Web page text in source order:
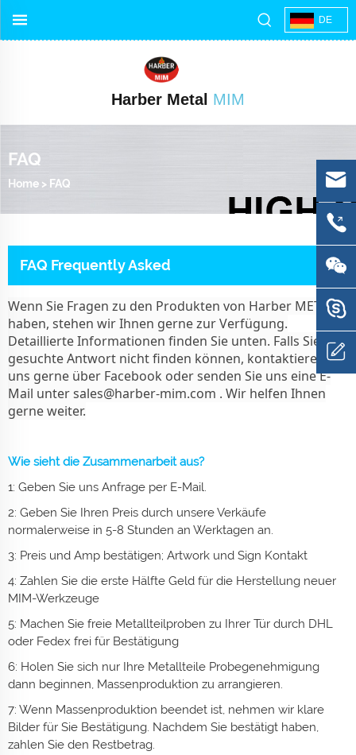
DE
Harber Metal MIM
FAQ
Home > FAQ
FAQ Frequently Asked
Wenn Sie Fragen zu den Produkten von Harber METAL
haben, stehen wir Ihnen gerne zur Verfügung.
Detaillierte Informationen finden Sie unten. Falls Sie die
gesuchte Antwort nicht finden können, kontaktieren Sie
uns gerne über Facebook oder senden Sie uns eine E-
Mail untersales@harber-mim.com . Wir helfen Ihnen
gerne weiter.
Wie sieht die Zusammenarbeit aus?
1: Geben Sie uns Anfrage per E-Mail.
2: Geben Sie Ihren Preis durch unsere Verkäufe
normalerweise in 5-8 Stunden an Werktagen an.
3: Preis und Amp bestätigen; Artwork und Sign Kontakt
4: Zahlen Sie die erste Hälfte Geld für die Herstellung neuer
MIM-Werkzeuge
5: Machen Sie freie Metallteilproben zu Ihrer Tür durch DHL
oder Fedex frei für Bestätigung
6: Holen Sie sich nur Ihre Metallteile Probegenehmigung
dann beginnen, Massenproduktion zu arrangieren.
7: Wenn Massenproduktion beendet ist, nehmen wir klare
Bilder für Sie Bestätigung. Nachdem Sie bestätigt haben,
zahlen Sie den Restbetrag.